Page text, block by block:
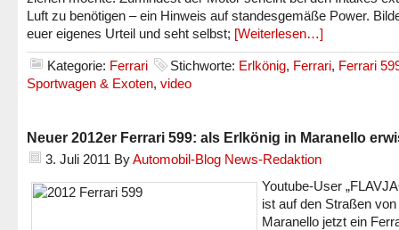
Luft zu benötigen – ein Hinweis auf standesgemäße Power.
euer eigenes Urteil und seht selbst; [Weiterlesen…]
Kategorie: Ferrari Stichworte: Erlkönig, Ferrari, Ferrari
Sportwagen & Exoten, video
Neuer 2012er Ferrari 599: als Erlkönig in Maranello
3. Juli 2011 ByAutomobil-Blog News-Redaktion
Youtube-User
ist auf den Straßen von
Maranello jetzt ein